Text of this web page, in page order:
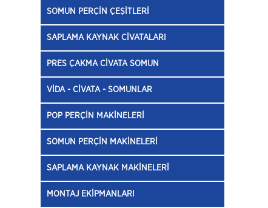
SOMUN PERÇİN ÇEŞİTLERİ
SAPLAMA KAYNAK CİVATALARI
PRES ÇAKMA CİVATA SOMUN
VİDA - CİVATA - SOMUNLAR
POP PERÇİN MAKİNELERİ
SOMUN PERÇİN MAKİNELERİ
SAPLAMA KAYNAK MAKİNELERİ
MONTAJ EKİPMANLARI